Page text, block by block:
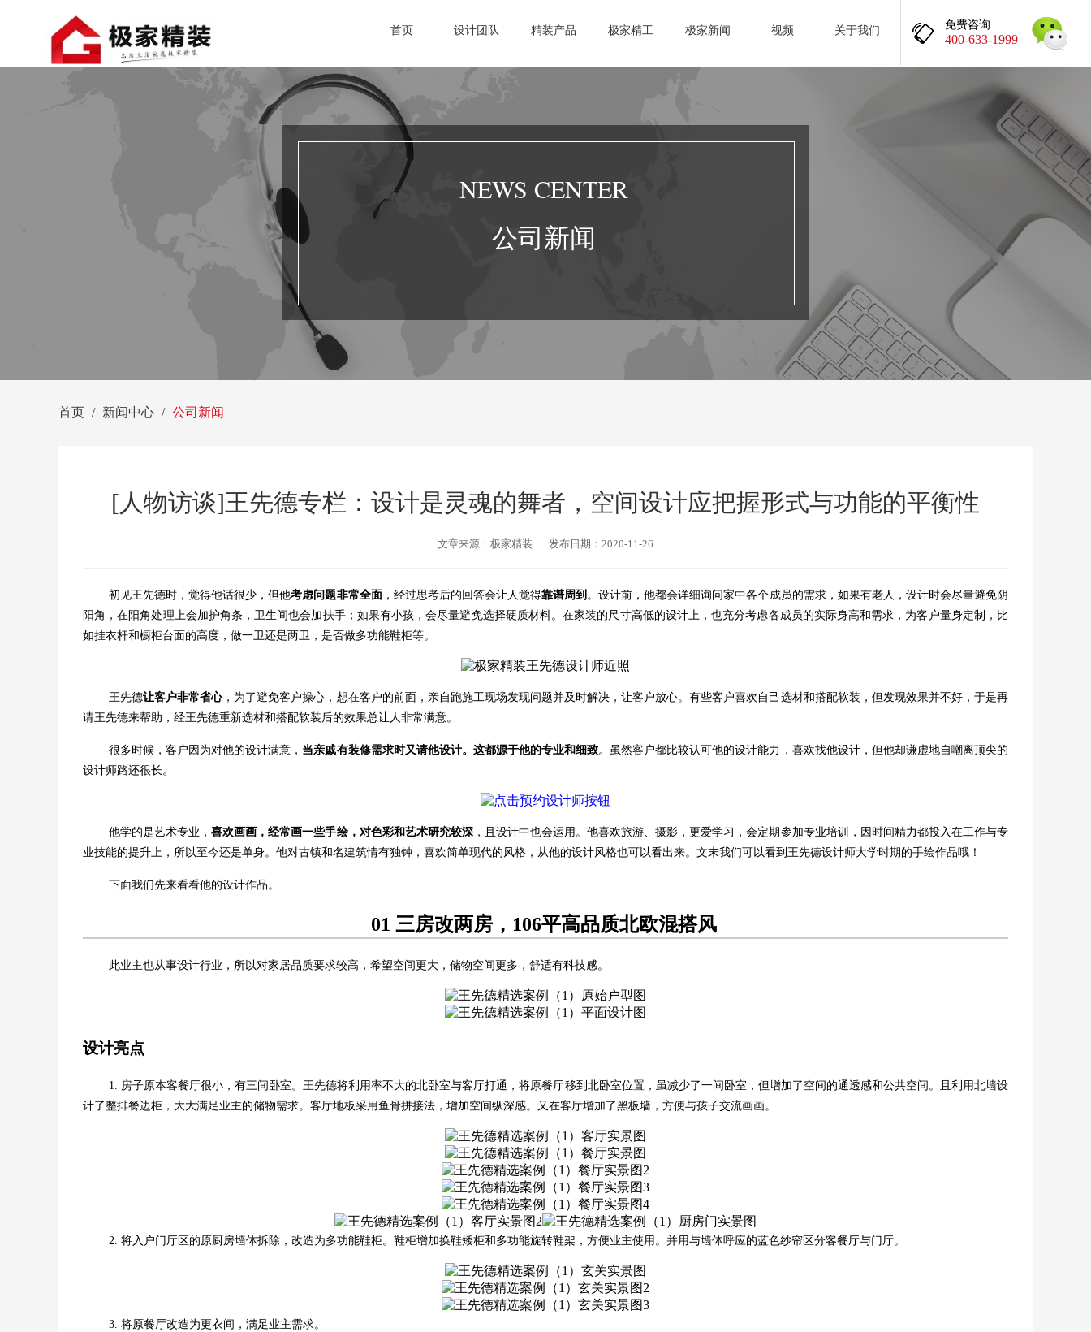
首页 设计团队 精装产品 极家精工 极家新闻 视频 关于我们 免费咨询
400-633-1999
NEWS CENTER
公司新闻
首页 新闻中心 公司新闻
[人物访谈]王先德专栏：设计是灵魂的舞者，空间设计应把握形式与功能的平衡性
文章来源：极家精装 发布日期：2020-11-26
初见王先德时，觉得他话很少，但他考虑问题非常全面 ，经过思考后的回答会让人觉得靠谱周到 。设计前，他都会详细询问家中各个成员的需求，如果有老人，设计时会尽量避免阴
阳角，在阳角处理上会加护角条，卫生间也会加扶手；如果有小孩，会尽量避免选择硬质材料。在家装的尺寸高低的设计上，也充分考虑各成员的实际身高和需求，为客户量身定制，比
如挂衣杆和橱柜台面的高度，做一卫还是两卫，是否做多功能鞋柜等。
王先德让客户非常省心，为了避免客户操心，想在客户的前面，亲自跑施工现场发现问题并及时解决，让客户放心。有些客户喜欢自己选材和搭配软装，但发现效果并不好，于是再
请王先德来帮助，经王先德重新选材和搭配软装后的效果总让人非常满意。
很多时候，客户因为对他的设计满意， 当亲戚有装修需求时又请他设计。这都源于他的专业和细致。虽然客户都比较认可他的设计能力，喜欢找他设计，但他却谦虚地自嘲离顶尖的
设计师路还很长。
他学的是艺术专业，喜欢画画，经常画一些手绘，对色彩和艺术研究较深，且设计中也会运用。他喜欢旅游、摄影，更爱学习，会定期参加专业培训，因时间精力都投入在工作与专
业技能的提升上，所以至今还是单身。他对古镇和名建筑情有独钟，喜欢简单现代的风格，从他的设计风格也可以看出来。文末我们可以看到王先德设计师大学时期的手绘作品哦！
下面我们先来看看他的设计作品。
01 三房改两房，106平高品质北欧混搭风
此业主也从事设计行业，所以对家居品质要求较高，希望空间更大，储物空间更多，舒适有科技感。
设计亮点
1. 房子原本客餐厅很小，有三间卧室。王先德将利用率不大的北卧室与客厅打通，将原餐厅移到北卧室位置，虽减少了一间卧室，但增加了空间的通透感和公共空间。且利用北墙设
计了整排餐边柜，大大满足业主的储物需求。客厅地板采用鱼骨拼接法，增加空间纵深感。又在客厅增加了黑板墙，方便与孩子交流画画。
2. 将入户门厅区的原厨房墙体拆除，改造为多功能鞋柜。鞋柜增加换鞋矮柜和多功能旋转鞋架，方便业主使用。并用与墙体呼应的蓝色纱帘区分客餐厅与门厅。
3. 将原餐厅改造为更衣间，满足业主需求。